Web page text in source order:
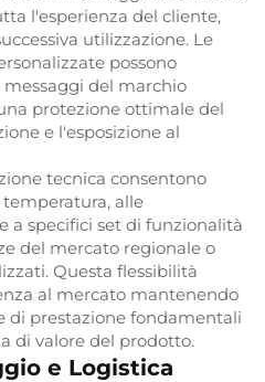
l'esperienza del cliente,
utilizzazione. Le
possono
del marchio
protezione ottimale del
e l'esposizione al
tecnica consentono
alle
a specifici set di funzionalità
del mercato regionale o
Questa flessibilità
al mercato mantenendo
di prestazione fondamentali
di valore del prodotto.
e Logistica